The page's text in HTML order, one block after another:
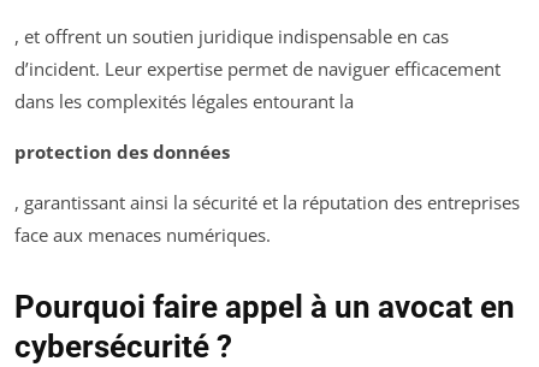
, et offrent un soutien juridique indispensable en cas
d’incident. Leur expertise permet de naviguer efficacement
dans les complexités légales entourant la
protection des données
, garantissant ainsi la sécurité et la réputation des entreprises
face aux menaces numériques.
Pourquoi faire appel à un avocat en
cybersécurité ?